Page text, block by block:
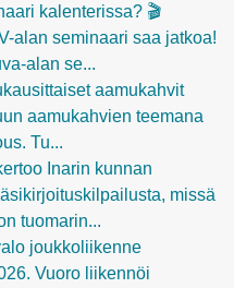
kalenterissa? 🎬
alan seminaari saa jatkoa!
alan se...
aamukahvit
aamukahvien teemana
Tu...
Inarin kunnan
missä
tuomarin...
joukkoliikenne
Vuoro liikennöi